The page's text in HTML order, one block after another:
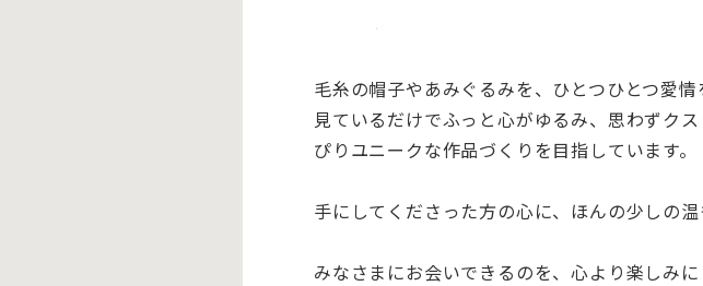
毛糸の帽子やあみぐるみを、ひとつひとつ愛情
見ているだけでふっと心がゆるみ、思わずク
ぴりユニークな作品づくりを目指しています。
手にしてくださった方の心に、ほんの少しの
みなさまにお会いできるのを、心より楽しみに